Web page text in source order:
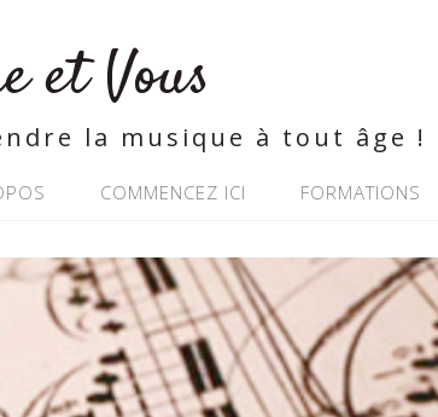
et Vous
la musique à tout âge !
COMMENCEZ ICI FORMATIONS